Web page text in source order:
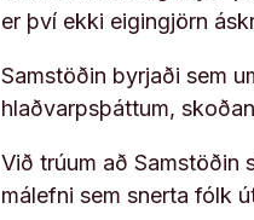
er því ekki eigingjörn
Samstöðin byrjaði sem
hlaðvarpsþáttum,
Við trúum að
málefni sem snerta fólk